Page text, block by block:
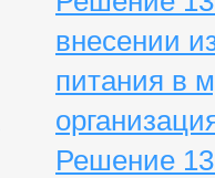
внесении
питания в
Решение